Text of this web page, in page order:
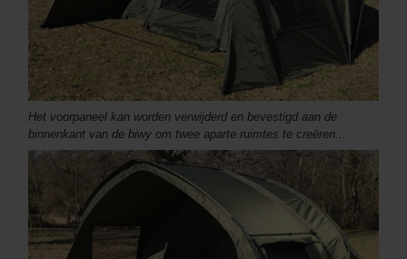
Het voorpaneel kan worden verwijderd en bevestigd aan de
binnenkant van de biwy om twee aparte ruimtes te creëren...